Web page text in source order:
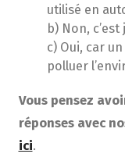
utilisé en
b) Non,
c) Oui, car
polluer
Vous pensez
réponses avec
ici.